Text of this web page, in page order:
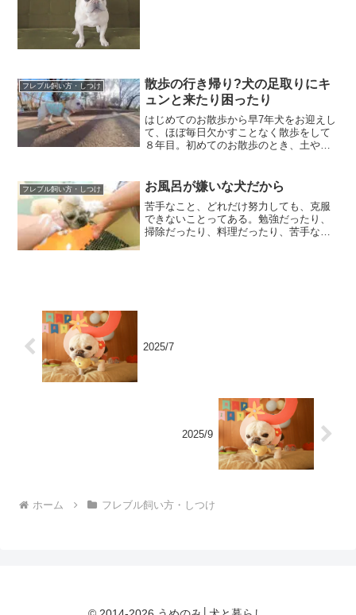
フレブル飼い方・しつけ
散歩の行き帰り?犬の足取りにキ
ュンと来たり困ったり
はじめてのお散歩から早7年犬をお迎えし
て、ほぼ毎日欠かすことなく散歩をして
８年目。初めてのお散歩のとき、土や草
楽しさに目覚めてグイグイの引っ張り癖
があったり、近所の散歩...
フレブル飼い方・しつけ お風呂が嫌いな犬だから
苦手なこと、どれだけ努力しても、克服
できないことってある。勉強だったり、
掃除だったり、料理だったり、苦手なこ
2025/7
2025/9
ホーム フレブル飼い方・しつけ